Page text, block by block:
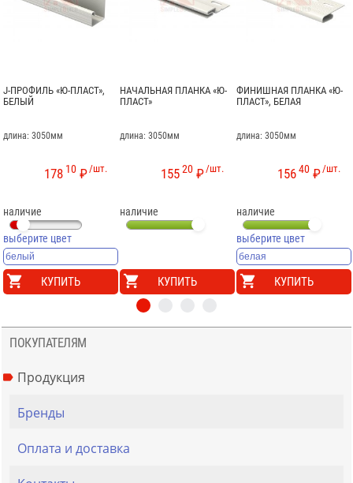
J-ПРОФИЛЬ «Ю-ПЛАСТ»,
БЕЛЫЙ
длина: 3050мм
/шт.
178 10 ₽
наличие
выберите цвет
КУПИТЬ
НАЧАЛЬНАЯ ПЛАНКА «Ю-
ПЛАСТ»
длина: 3050мм
/шт.
15520 ₽
наличие
КУПИТЬ
ФИНИШНАЯ ПЛАНКА «Ю-
ПЛАСТ», БЕЛАЯ
длина: 3050мм
/шт.
15640 ₽
наличие
выберите цвет
КУПИТЬ
ПОКУПАТЕЛЯМ
Продукция
Бренды
Оплата и доставка